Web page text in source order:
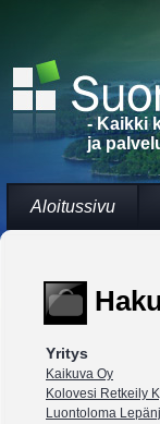
- Kaikki
ja
Aloitussivu
Yritys
Kaikuva Oy
Kolovesi Retkeily
Luontoloma